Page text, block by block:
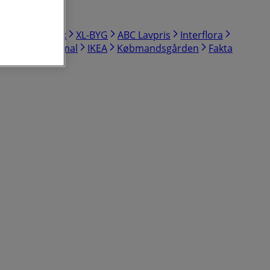
jem & fix XL-BYG ABC Lavpris
Interflora
Normal IKEA Købmandsgården
Fakta